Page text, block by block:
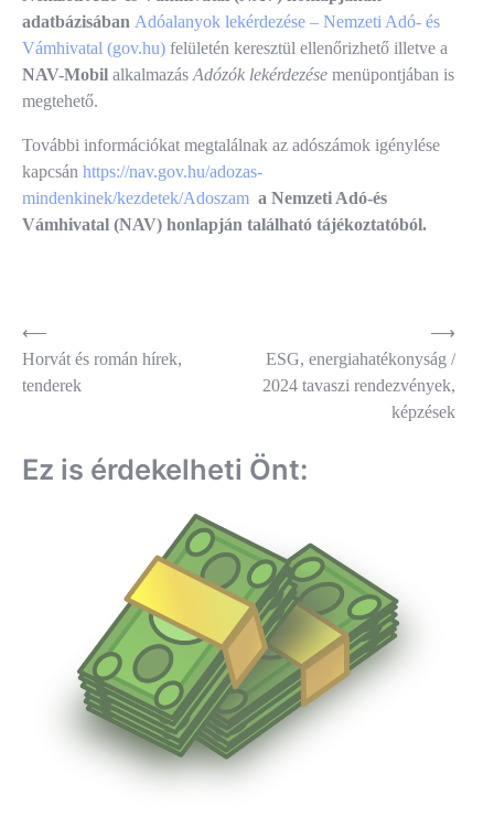
adatbázisában Adóalanyok lekérdezése – Nemzeti Adó- és
Vámhivatal (gov.hu) felületén keresztül ellenőrizhető illetve a
NAV-Mobil alkalmazás Adózók lekérdezése menüpontjában is
megtehető.
További információkat megtalálnak az adószámok igénylése
kapcsán https://nav.gov.hu/adozas-
mindenkinek/kezdetek/Adoszam a Nemzeti Adó-és
Vámhivatal (NAV) honlapján található tájékoztatóból.
Bejegyzés
navigáció
⟵
Horvát és román hírek,
tenderek
ESG, energiahatékonyság /
2024 tavaszi rendezvények,
képzések
⟶
Ez is érdekelheti Önt: